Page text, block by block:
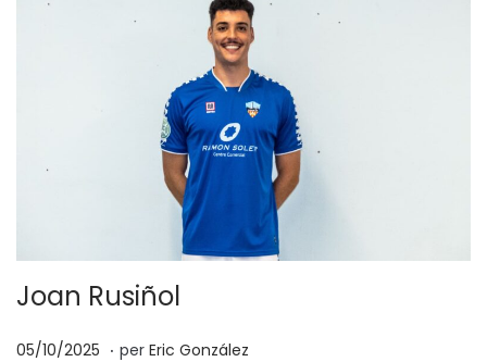
Joan Rusiñol
p
05/10/2025 2. per Eric González